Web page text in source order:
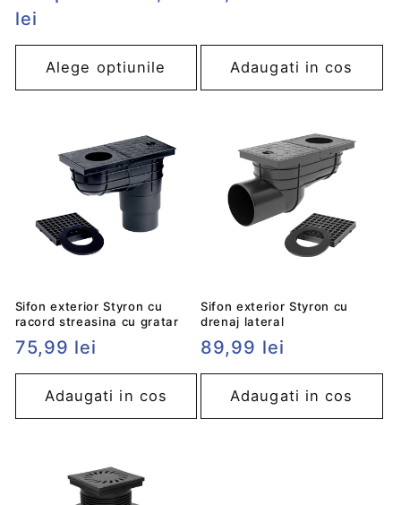
obișnuit
lei
Alege optiunile Adaugati in cos
Sifon exterior Styron cu
racord streasina cu gratar
Preț
obișnuit
75,99 lei
Adaugati in cos
Sifon exterior Styron cu
drenaj lateral
Preț
obișnuit
89,99 lei
Adaugati in cos